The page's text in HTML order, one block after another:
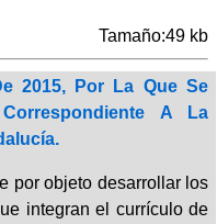
Tamaño:49 kb
2015, Por La Que Se
A La
por objeto desarrollar los
integran el currículo de